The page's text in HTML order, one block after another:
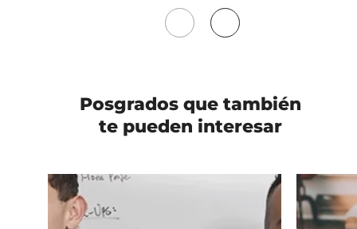
Mover
izquierda
Mover
derecha
Posgrados que también
te pueden interesar